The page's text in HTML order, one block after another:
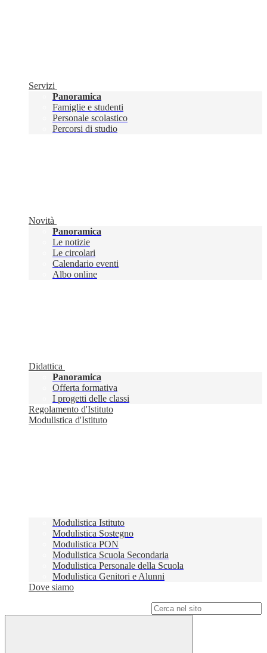
Servizi
Panoramica
Famiglie e studenti
Personale scolastico
Percorsi di studio
Novità
Panoramica
Le notizie
Le circolari
Calendario eventi
Albo online
Didattica
Panoramica
Offerta formativa
I progetti delle classi
Regolamento d'Istituto
Modulistica d'Istituto
Modulistica Istituto
Modulistica Sostegno
Modulistica PON
Modulistica Scuola Secondaria
Modulistica Personale della Scuola
Modulistica Genitori e Alunni
Dove siamo